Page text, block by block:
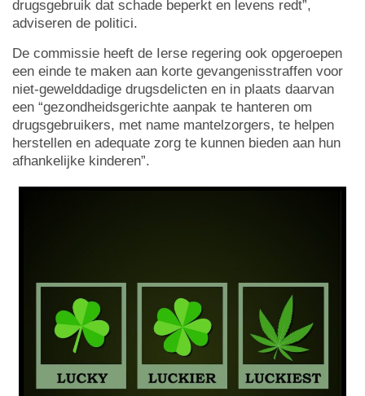
drugsgebruik dat schade beperkt en levens redt”,
adviseren de politici.
De commissie heeft de Ierse regering ook opgeroepen
een einde te maken aan korte gevangenisstraffen voor
niet-gewelddadige drugsdelicten en in plaats daarvan
een “gezondheidsgerichte aanpak te hanteren om
drugsgebruikers, met name mantelzorgers, te helpen
herstellen en adequate zorg te kunnen bieden aan hun
afhankelijke kinderen”.